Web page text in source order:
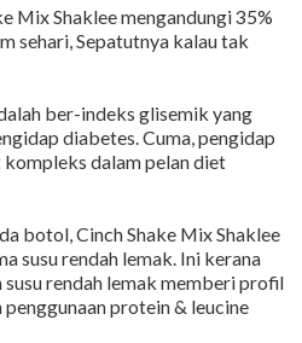
Mix Shaklee mengandungi 35%
sehari, Sepatutnya kalau tak
ber-indeks glisemik yang
diabetes. Cuma, pengidap
dalam pelan diet
botol, Cinch Shake Mix Shaklee
susu rendah lemak. Ini kerana
susu rendah lemak memberi profil
protein & leucine